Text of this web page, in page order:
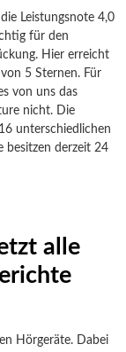
Leistungsnote 4,0
für den
Hier erreicht
5 Sternen. Für
von uns das
nicht. Die
unterschiedlichen
besitzen derzeit 24
alle
Hörgeräte. Dabei